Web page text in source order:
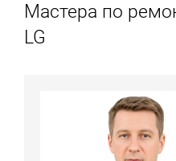
Мастера по
LG